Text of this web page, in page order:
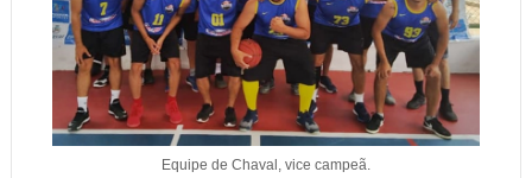
Equipe de Chaval, vice campeã.